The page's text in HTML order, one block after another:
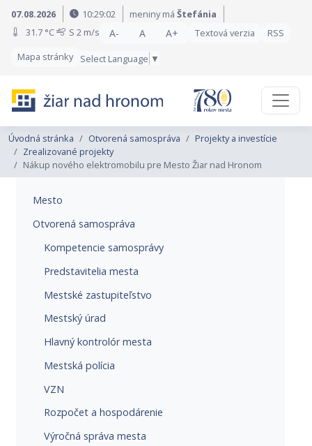
Preskočiť na obsah
Preskočiť na hlavné menu
07.08.2026 10:29:03 meniny máŠtefánia
31.7 °C
S 2 m/s A- A A+ Textová verzia
RSS
Mapa stránky
Select Language ▼
Úvodná stránka Otvorená samospráva
Projekty a investície
Zrealizované projekty
Nákup nového elektromobilu pre Mesto Žiar nad Hronom
Mesto
Otvorená samospráva
Kompetencie samosprávy
Predstavitelia mesta
Mestské zastupiteľstvo
Mestský úrad
Hlavný kontrolór mesta
Mestská polícia
VZN
Rozpočet a hospodárenie
Výročná správa mesta